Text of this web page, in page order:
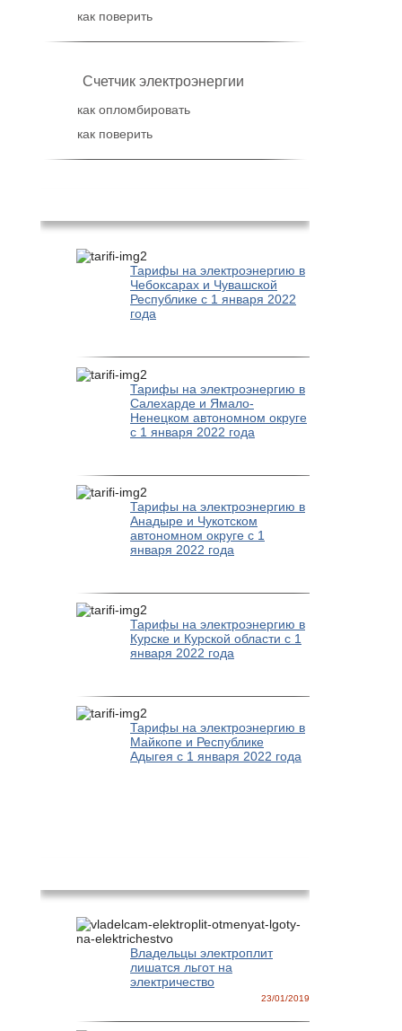
как поверить
Счетчик электроэнергии
как опломбировать
как поверить
Тарифы на электроэнергию в
Чебоксарах и Чувашской
Республике с 1 января 2022
года
Тарифы на электроэнергию в
Салехарде и Ямало-
Ненецком автономном округе
с 1 января 2022 года
Тарифы на электроэнергию в
Анадыре и Чукотском
автономном округе с 1
января 2022 года
Тарифы на электроэнергию в
Курске и Курской области с 1
января 2022 года
Тарифы на электроэнергию в
Майкопе и Республике
Адыгея с 1 января 2022 года
Владельцы электроплит
лишатся льгот на
электричество
23/01/2019